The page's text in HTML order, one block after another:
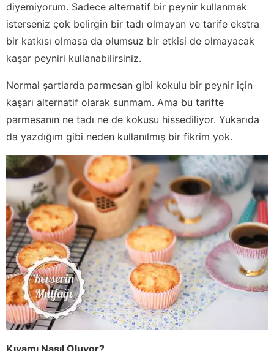
diyemiyorum. Sadece alternatif bir peynir kullanmak
isterseniz çok belirgin bir tadı olmayan ve tarife ekstra
bir katkısı olmasa da olumsuz bir etkisi de olmayacak
kaşar peyniri kullanabilirsiniz.
Normal şartlarda parmesan gibi kokulu bir peynir için
kaşarı alternatif olarak sunmam. Ama bu tarifte
parmesanın ne tadı ne de kokusu hissediliyor. Yukarıda
da yazdığım gibi neden kullanılmış bir fikrim yok.
Kıvamı Nasıl Oluyor?